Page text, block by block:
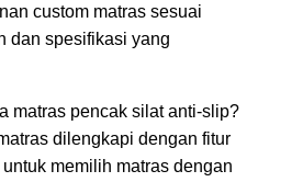
custom matras sesuai
dan spesifikasi yang
matras pencak silat anti-slip?
dilengkapi dengan fitur
memilih matras dengan